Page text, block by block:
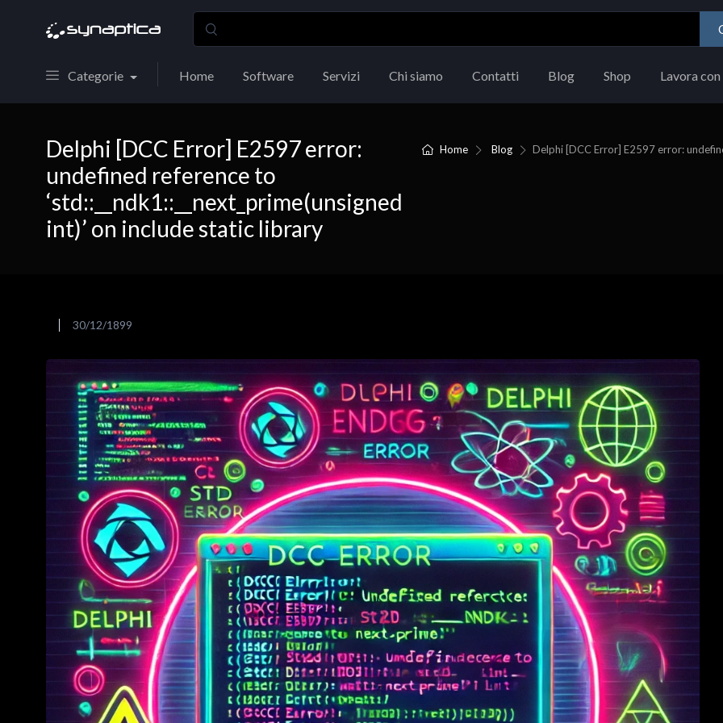
Categorie Home Software Servizi Chi siamo Contatti Blog Shop Lavora con
Home Blog Delphi [DCC Error] E2597 error:
Delphi [DCC Error] E2597 error:
undefined reference to
‘std::__ndk1::__next_prime(unsigned
int)’ on include static library
30/12/1899